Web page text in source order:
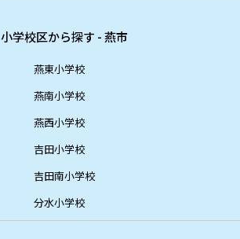
小学校区から探す - 燕市
燕東小学校
燕南小学校
燕西小学校
吉田小学校
吉田南小学校
分水小学校